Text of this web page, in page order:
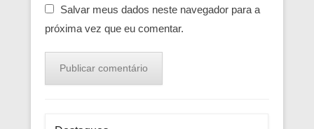
Salvar meus dados neste navegador para a
próxima vez que eu comentar.